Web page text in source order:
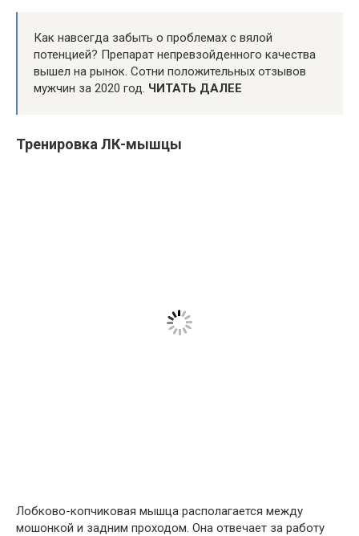
Как навсегда забыть о проблемах с вялой
потенцией? Препарат непревзойденного качества
вышел на рынок. Сотни положительных отзывов
мужчин за 2020 год. ЧИТАТЬ ДАЛЕЕ
Тренировка ЛК-мышцы
Лобково-копчиковая мышца располагается между
мошонкой и задним проходом. Она отвечает за работу